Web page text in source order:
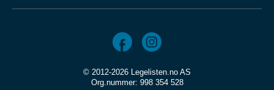
© 2012-2026 Legelisten.no AS
Org.nummer: 998 354 528